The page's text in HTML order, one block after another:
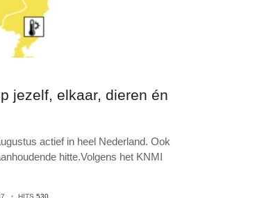
jezelf, elkaar, dieren én
actief in heel Nederland. Ook
hitte.Volgens het KNMI
HITS 530